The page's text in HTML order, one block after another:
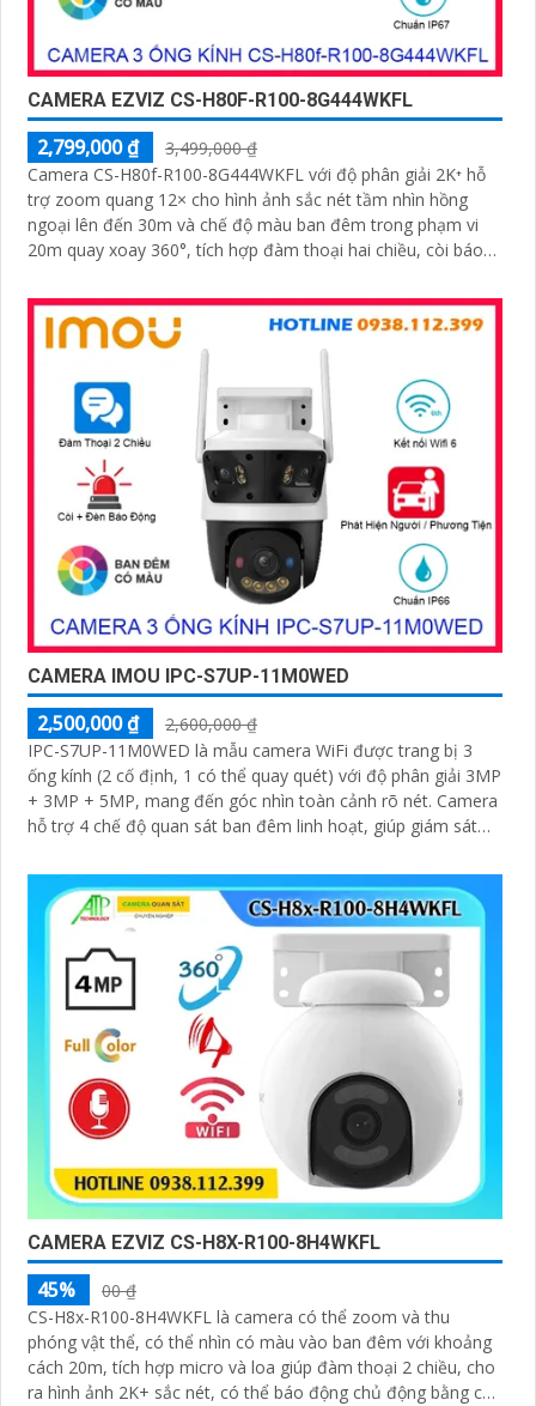
CAMERA EZVIZ CS-H80F-R100-8G444WKFL
2,799,000 ₫
3,499,000 ₫
Camera CS-H80f-R100-8G444WKFL với độ phân giải 2K⁺ hỗ
trợ zoom quang 12× cho hình ảnh sắc nét tầm nhìn hồng
ngoại lên đến 30m và chế độ màu ban đêm trong phạm vi
20m quay xoay 360°, tích hợp đàm thoại hai chiều, còi báo
Đạt chuẩn IP67 có khả năng chống bụi, nước, đảm bảo hoạt
động ổn định trong mọi điều kiện thời tiết
CAMERA IMOU IPC-S7UP-11M0WED
2,500,000 ₫
2,600,000 ₫
IPC-S7UP-11M0WED là mẫu camera WiFi được trang bị 3
ống kính (2 cố định, 1 có thể quay quét) với độ phân giải 3MP
+ 3MP + 5MP, mang đến góc nhìn toàn cảnh rõ nét. Camera
hỗ trợ 4 chế độ quan sát ban đêm linh hoạt, giúp giám sát
CAMERA EZVIZ CS-H8X-R100-8H4WKFL
45%
00 ₫
CS-H8x-R100-8H4WKFL là camera có thể zoom và thu
phóng vật thể, có thể nhìn có màu vào ban đêm với khoảng
cách 20m, tích hợp micro và loa giúp đàm thoại 2 chiều, cho
ra hình ảnh 2K+ sắc nét, có thể báo động chủ động bằng còi